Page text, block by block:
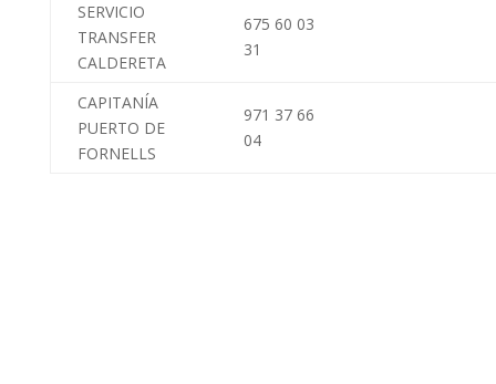
SERVICIO
TRANSFER
CALDERETA
675 60 03
31
CAPITANÍA
PUERTO DE
FORNELLS
971 37 66
04